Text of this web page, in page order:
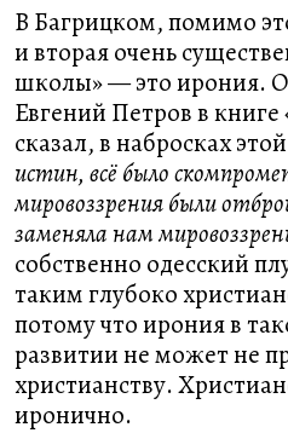
В Багрицком, помимо
и вторая очень
школы» — это ирония.
Евгений Петров в
сказал, в набросках
истин, всё было
мировоззрения были
заменяла нам
собственно одесский
таким глубоко
потому что ирония в
развитии не может не
христианству.
иронично.